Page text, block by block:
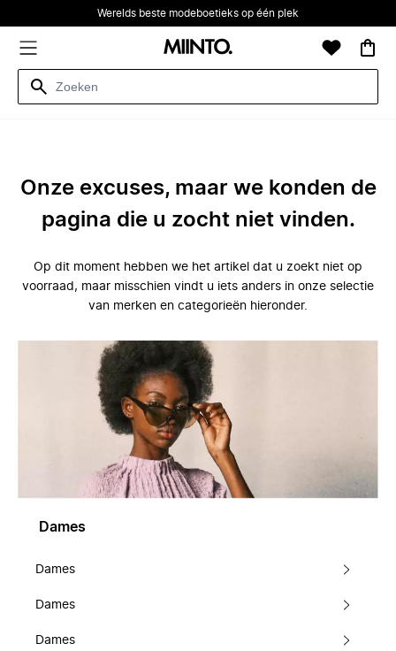
Werelds beste modeboetieks op één plek
Onze excuses, maar we konden de
pagina die u zocht niet vinden.
Op dit moment hebben we het artikel dat u zoekt niet op
voorraad, maar misschien vindt u iets anders in onze selectie
van merken en categorieën hieronder.
Dames
Dames
Dames
Dames